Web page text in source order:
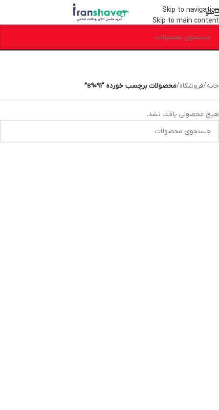
Skip to navigation
Skip to main content
منو
خانه/فروشگاه/محصولات برچسب خورده “s9091”
هیچ محصولی یافت نشد.